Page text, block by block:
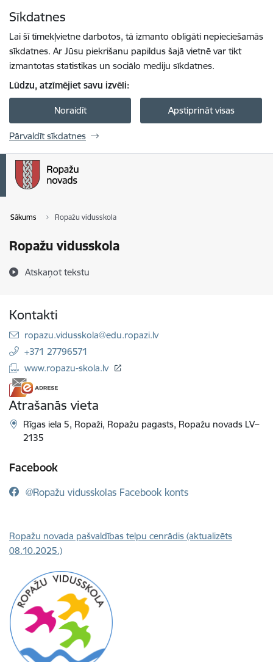
Sīkdatnes
Lai šī tīmekļvietne darbotos, tā izmanto obligāti nepieciešamās
sīkdatnes. Ar Jūsu piekrišanu papildus šajā vietnē var tikt
izmantotas statistikas un sociālo mediju sīkdatnes.
Lūdzu, atzīmējiet savu izvēli:
Noraidīt Apstiprināt visas
Pārvaldīt sīkdatnes
Sākums Ropažu vidusskola
Ropažu vidusskola
Atskaņot tekstu
Kontakti
E-pasts:
ropazu.vidusskola@edu.ropazi.lv
+371 27796571
www.ropazu-skola.lv
Atrašanās vieta
Rīgas iela 5, Ropaži, Ropažu pagasts, Ropažu novads LV–
2135
Facebook
@Ropažu vidusskolas Facebook konts
Ropažu novada pašvaldības telpu cenrādis (aktualizēts
08.10.2025.)